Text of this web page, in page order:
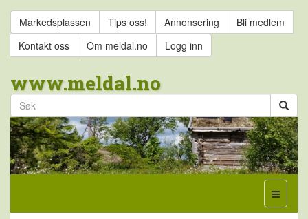
Markedsplassen Tips oss! Annonsering
Bli medlem
Kontakt oss
Om meldal.no Logg inn
www.meldal.no